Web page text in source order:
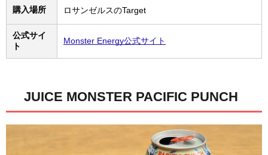
購入場所 ロサンゼルスのTarget
公式サイ
ト
Monster Energy公式サイト
JUICE MONSTER PACIFIC PUNCH